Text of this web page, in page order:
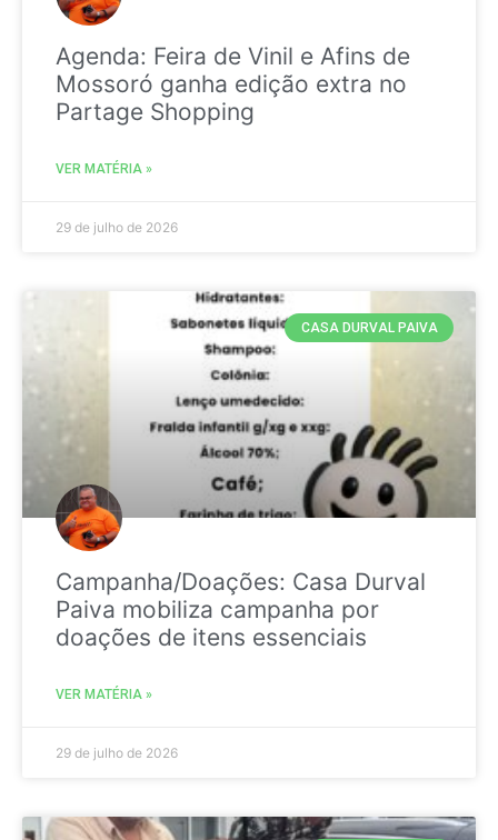
Agenda: Feira de Vinil e Afins de
Mossoró ganha edição extra no
Partage Shopping
VER MATÉRIA »
29 de julho de 2026
CASA DURVAL PAIVA
Campanha/Doações: Casa Durval
Paiva mobiliza campanha por
doações de itens essenciais
VER MATÉRIA »
29 de julho de 2026